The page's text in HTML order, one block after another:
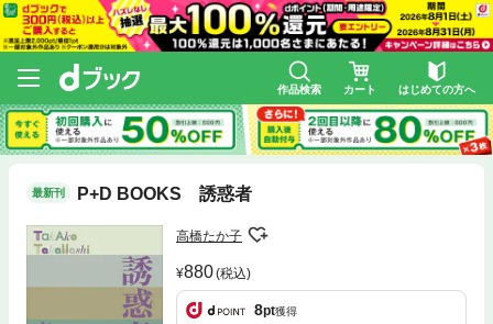
作品検索 カート はじめての方へ
最新刊 P+D BOOKS 誘惑者
高橋たか子
880(税込)
8pt獲得